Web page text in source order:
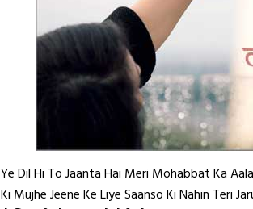
Ye Dil Hi To Jaanta Hai Meri Mohabbat Ka
Ki Mujhe Jeene Ke Liye Saanso Ki Nahin Teri